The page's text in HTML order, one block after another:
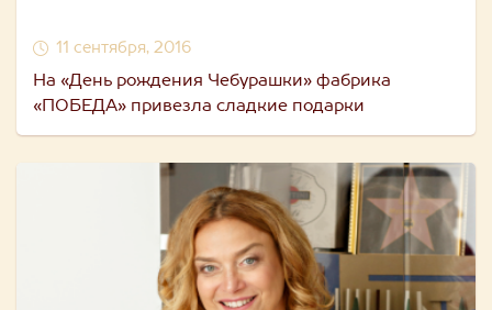
11 сентября, 2016
На «День рождения Чебурашки» фабрика
«ПОБЕДА» привезла сладкие подарки